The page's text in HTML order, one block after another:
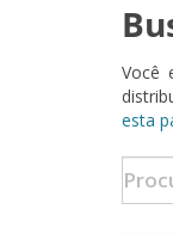
Você
esta